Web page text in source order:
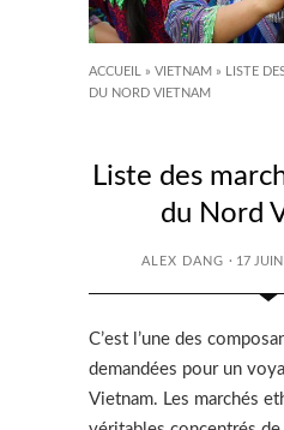
ACCUEIL » VIETNAM »
LISTE
DU NORD VIETNAM
Liste des
du Nord
ALEX DANG · 17
C’est l’une des
demandées pour un
Vietnam. Les marchés